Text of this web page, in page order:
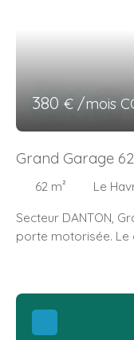
380€ /mois
Grand Garage
62 m² Le
Secteur DANTON,
porte motorisée. Le
plafond 3. 8m